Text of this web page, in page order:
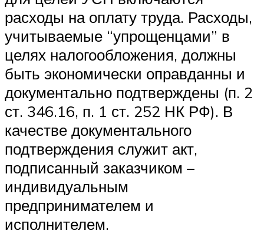
расходы на оплату труда. Расходы,
учитываемые “упрощенцами” в
целях налогообложения, должны
быть экономически оправданны и
документально подтверждены (п. 2
ст. 346.16, п. 1 ст. 252 НК РФ). В
качестве документального
подтверждения служит акт,
подписанный заказчиком –
индивидуальным
предпринимателем и
исполнителем.